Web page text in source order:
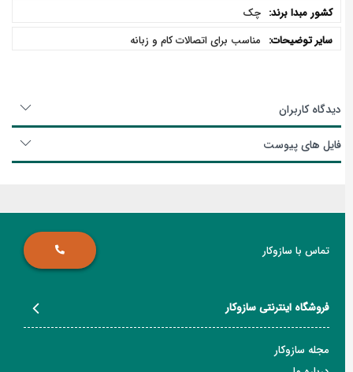
چک
مناسب برای اتصالات کام و زبانه
دیدگاه کاربران
فایل های پیوست
تماس با سازوکار
فروشگاه اینترنتی سازوکار
مجله سازوکار